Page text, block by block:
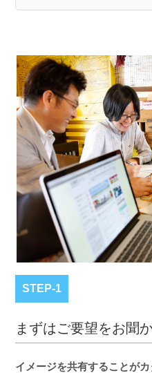
STEP-1
まずはご要望をお聞
イメージを共有することが